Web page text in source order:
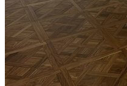
ПОЛЫ, ПОКРЫТЫЕ
НЕБОЛЬШИХ
Читать полностью
12.01.2026